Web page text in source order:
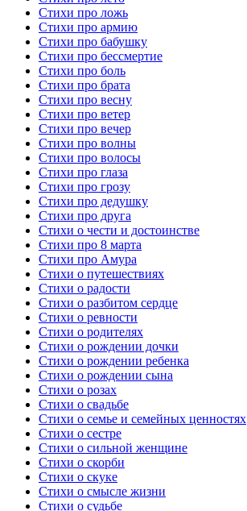
Стихи про ложь
Стихи про армию
Стихи про бабушку
Стихи про бессмертие
Стихи про боль
Стихи про брата
Стихи про весну
Стихи про ветер
Стихи про вечер
Стихи про волны
Стихи про волосы
Стихи про глаза
Стихи про грозу
Стихи про дедушку
Стихи про друга
Стихи о чести и достоинстве
Стихи про 8 марта
Стихи про Амура
Стихи о путешествиях
Стихи о радости
Стихи о разбитом сердце
Стихи о ревности
Стихи о родителях
Стихи о рождении дочки
Стихи о рождении ребенка
Стихи о рождении сына
Стихи о розах
Стихи о свадьбе
Стихи о семье и семейных ценностях
Стихи о сестре
Стихи о сильной женщине
Стихи о скорби
Стихи о скуке
Стихи о смысле жизни
Стихи о судьбе